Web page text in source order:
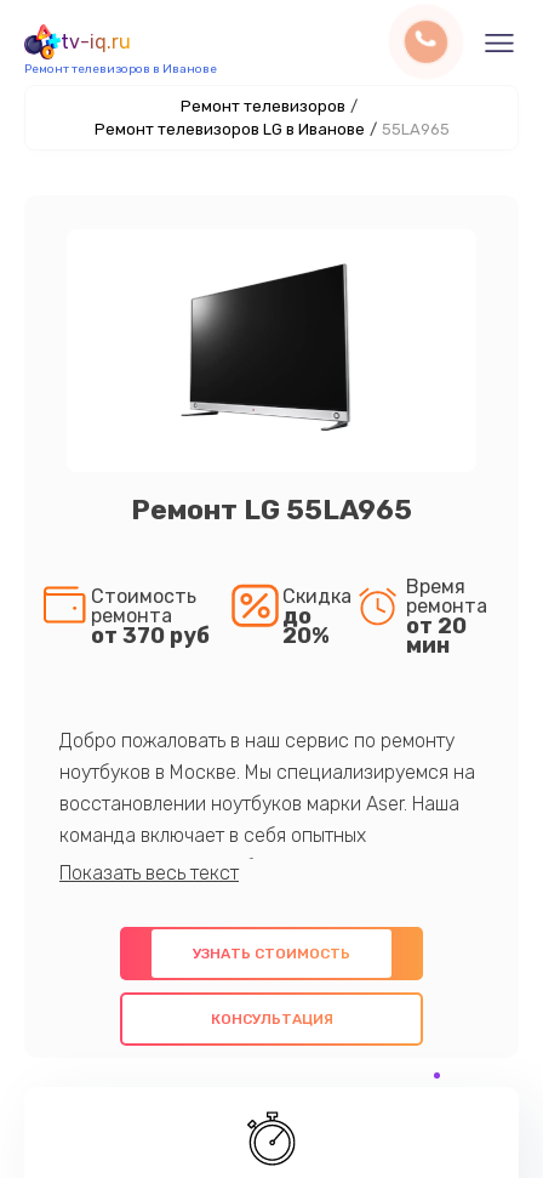
tv-iq.ru
Ремонт телевизоров в Иванове
Ремонт телевизоров /
Ремонт телевизоров LG в Иванове / 55LA965
Ремонт LG 55LA965
Стоимость
ремонта
от 370 руб
Скидка
до
20%
Время
ремонта
от 20
мин
Добро пожаловать в наш сервис по ремонту
ноутбуков в Москве. Мы специализируемся на
восстановлении ноутбуков марки Aser. Наша
команда включает в себя опытных
профессионалов с обширными знаниями и
предлагаем быстрый и качественный ремонт с
использованием оригинальных компонентов, а
также гарантируем качество всех
проведенных работ. Наша цель - предоставить
наилучшим образом. Не медлите записаться на
УЗНАТЬ СТОИМОСТЬ
КОНСУЛЬТАЦИЯ